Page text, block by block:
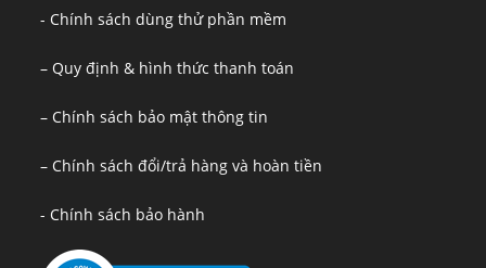
- Chính sách dùng thử phần mềm
– Quy định & hình thức thanh toán
– Chính sách bảo mật thông tin
– Chính sách đổi/trả hàng và hoàn tiền
- Chính sách bảo hành